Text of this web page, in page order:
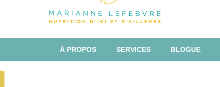
À PROPOS SERVICES BLOGUE